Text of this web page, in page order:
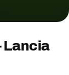
Lancia